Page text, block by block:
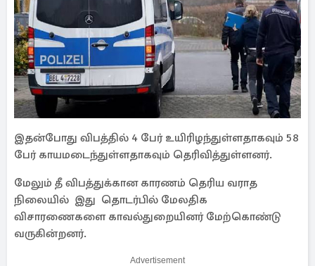
இதன்போது விபத்தில் 4 பேர் உயிரிழந்துள்ளதாகவும் 58
பேர் காயமடைந்துள்ளதாகவும் தெரிவித்துள்ளனர்.
மேலும் தீ விபத்துக்கான காரணம் தெரிய வராத
நிலையில் இது தொடர்பில் மேலதிக
விசாரணைகளை காவல்துறையினர் மேற்கொண்டு
வருகின்றனர்.
Advertisement